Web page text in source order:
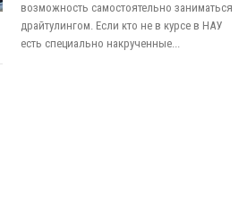
возможность самостоятельно заниматься
драйтулингом. Если кто не в курсе в НАУ
есть специально накрученные...